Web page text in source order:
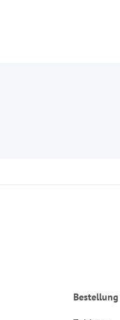
Bestellung